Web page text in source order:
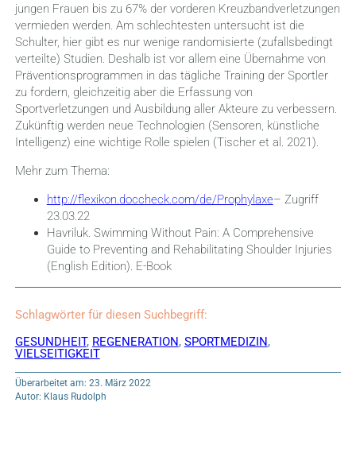
jungen Frauen bis zu 67% der vorderen Kreuzbandverletzungen
vermieden werden. Am schlechtesten untersucht ist die
Schulter, hier gibt es nur wenige randomisierte (zufallsbedingt
verteilte) Studien. Deshalb ist vor allem eine Übernahme von
Präventionsprogrammen in das tägliche Training der Sportler
zu fordern, gleichzeitig aber die Erfassung von
Sportverletzungen und Ausbildung aller Akteure zu verbessern.
Zukünftig werden neue Technologien (Sensoren, künstliche
Intelligenz) eine wichtige Rolle spielen (Tischer et al. 2021).
Mehr zum Thema:
http://flexikon.doccheck.com/de/Prophylaxe– Zugriff
23.03.22
Havriluk. Swimming Without Pain: A Comprehensive
Guide to Preventing and Rehabilitating Shoulder Injuries
(English Edition). E-Book
Schlagwörter für diesen Suchbegriff:
GESUNDHEIT, REGENERATION, SPORTMEDIZIN,
VIELSEITIGKEIT
Überarbeitet am: 23. März 2022
Autor: Klaus Rudolph